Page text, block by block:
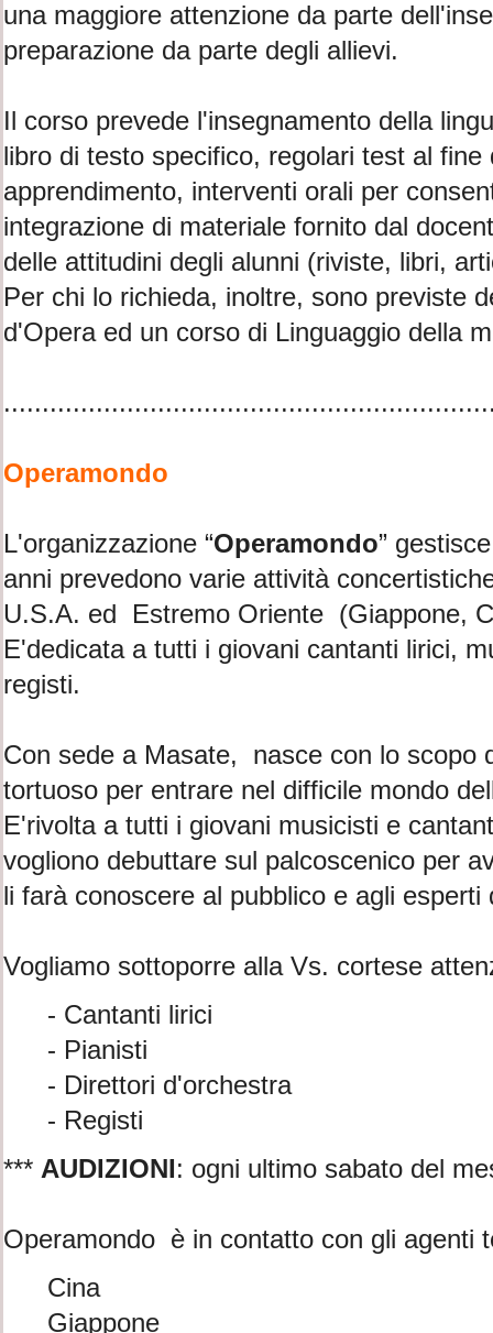
una maggiore attenzione da parte
preparazione da parte degli allievi.
Il corso prevede l'insegnamento della
libro di testo specifico, regolari test al
apprendimento, interventi orali per
integrazione di materiale fornito dal
delle attitudini degli alunni (riviste, libri,
Per chi lo richieda, inoltre, sono previste
d'Opera ed un corso di Linguaggio della
Operamondo
L'organizzazione “Operamondo”
anni prevedono varie attività
U.S.A. ed Estremo Oriente (Giappone,
E'dedicata a tutti i giovani cantanti lirici,
registi.
Con sede a Masate, nasce con lo scopo
tortuoso per entrare nel difficile mondo
E'rivolta a tutti i giovani musicisti e
vogliono debuttare sul palcoscenico per
li farà conoscere al pubblico e agli esperti
Vogliamo sottoporre alla Vs. cortese
- Cantanti lirici
- Pianisti
- Direttori d'orchestra
- Registi
*** AUDIZIONI: ogni ultimo sabato del
Operamondo è in contatto con gli agenti
Cina
Giappone